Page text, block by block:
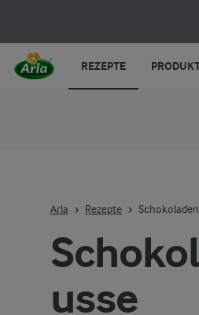
usse
Arla Rezepte
REZEPTE